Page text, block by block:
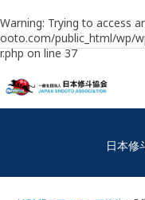
Warning: Trying to access
ooto.com/public_html/wp/
r.phpon line37
日本修